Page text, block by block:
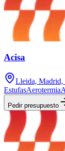
Acisa
Lleida, Madrid,
EstufasAerotermia
Pedir presupuesto